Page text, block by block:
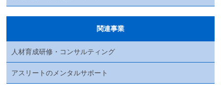
関連事業
人材育成研修・コンサルティング
アスリートのメンタルサポート